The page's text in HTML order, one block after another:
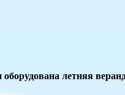
летняя